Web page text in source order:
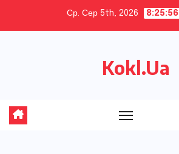
Ср. Сер 5th, 2026 8:25:57
Kokl.Ua